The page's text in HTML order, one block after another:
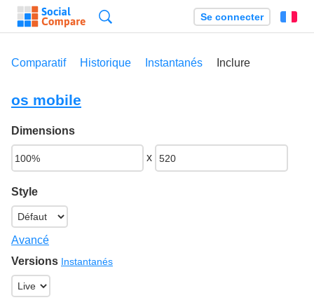
Se connecter
Comparatif Historique Instantanés Inclure
os mobile
Dimensions
x
Style
Avancé
Versions Instantanés